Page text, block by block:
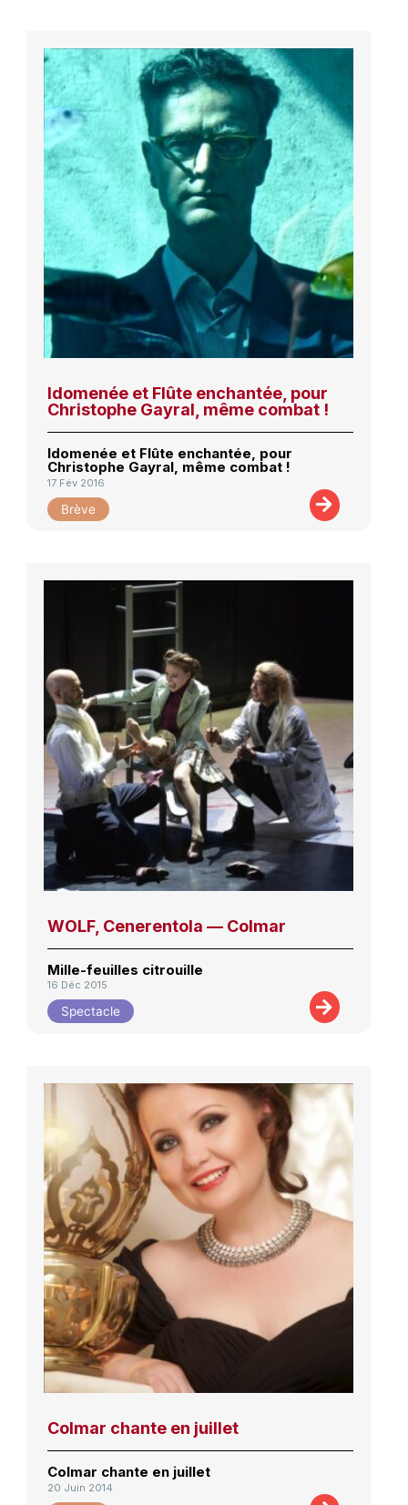
Idomenée et Flûte enchantée, pour
Christophe Gayral, même combat !
Idomenée et Flûte enchantée, pour
Christophe Gayral, même combat !
17 Fév 2016
Brève
WOLF, Cenerentola — Colmar
Mille-feuilles citrouille
16 Déc 2015
Spectacle
Colmar chante en juillet
Colmar chante en juillet
20 Juin 2014